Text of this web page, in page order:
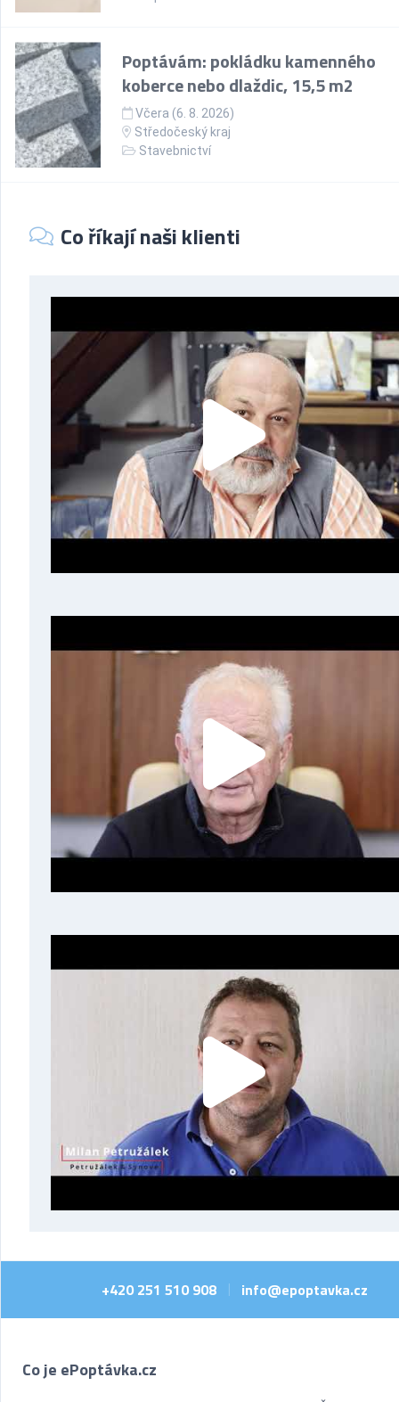
Poptávám: pokládku kamenného
koberce nebo dlaždic, 15,5 m2
Včera (6. 8. 2026)
Středočeský kraj
Stavebnictví
Co říkají naši klienti
+420 251 510 908 info@epoptavka.cz
Co je ePoptávka.cz